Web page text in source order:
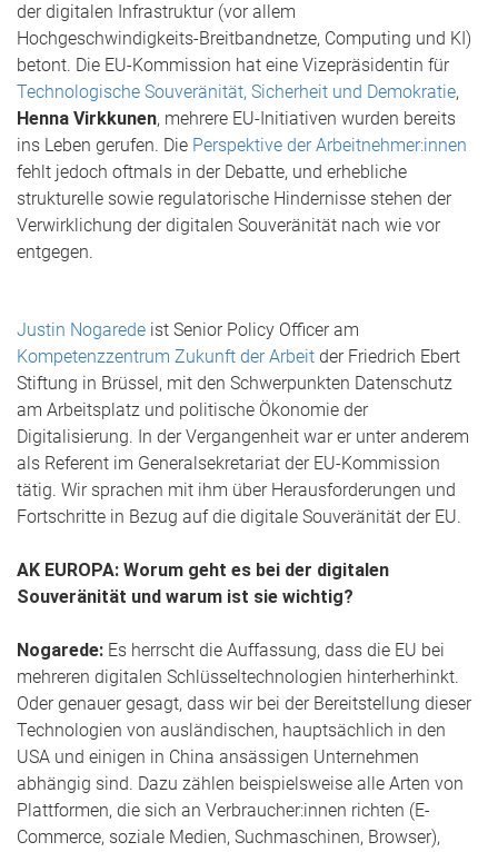
der digitalen Infrastruktur (vor allem
Hochgeschwindigkeits-Breitbandnetze, Computing und KI)
betont. Die EU-Kommission hat eine Vizepräsidentin für
Technologische Souveränität, Sicherheit und Demokratie,
Henna Virkkunen, mehrere EU-Initiativen wurden bereits
ins Leben gerufen. Die Perspektive der Arbeitnehmer:innen
fehlt jedoch oftmals in der Debatte, und erhebliche
strukturelle sowie regulatorische Hindernisse stehen der
Verwirklichung der digitalen Souveränität nach wie vor
entgegen.
Justin Nogarede ist Senior Policy Officer am
Kompetenzzentrum Zukunft der Arbeit der Friedrich Ebert
Stiftung in Brüssel, mit den Schwerpunkten Datenschutz
am Arbeitsplatz und politische Ökonomie der
Digitalisierung. In der Vergangenheit war er unter anderem
als Referent im Generalsekretariat der EU-Kommission
tätig. Wir sprachen mit ihm über Herausforderungen und
Fortschritte in Bezug auf die digitale Souveränität der EU.
AK EUROPA: Worum geht es bei der digitalen
Souveränität und warum ist sie wichtig?
Nogarede: Es herrscht die Auffassung, dass die EU bei
mehreren digitalen Schlüsseltechnologien hinterherhinkt.
Oder genauer gesagt, dass wir bei der Bereitstellung dieser
Technologien von ausländischen, hauptsächlich in den
USA und einigen in China ansässigen Unternehmen
abhängig sind. Dazu zählen beispielsweise alle Arten von
Plattformen, die sich an Verbraucher:innen richten (E-
Commerce, soziale Medien, Suchmaschinen, Browser),